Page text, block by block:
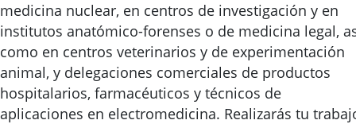
medicina nuclear, en centros de investigación y en
institutos anatómico-forenses o de medicina legal,
como en centros veterinarios y de experimentación
animal, y delegaciones comerciales de productos
hospitalarios, farmacéuticos y técnicos de
aplicaciones en electromedicina. Realizarás tu